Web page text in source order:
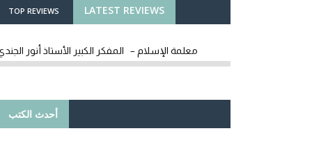
LATEST REVIEWS
TOP REVIEWS
معلمة الإسلام – المفكر الكبير الأستاذ أنور
أحدث الكتب